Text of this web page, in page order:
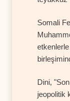
Somali
etkenlerle
Dini,
jeopolitik